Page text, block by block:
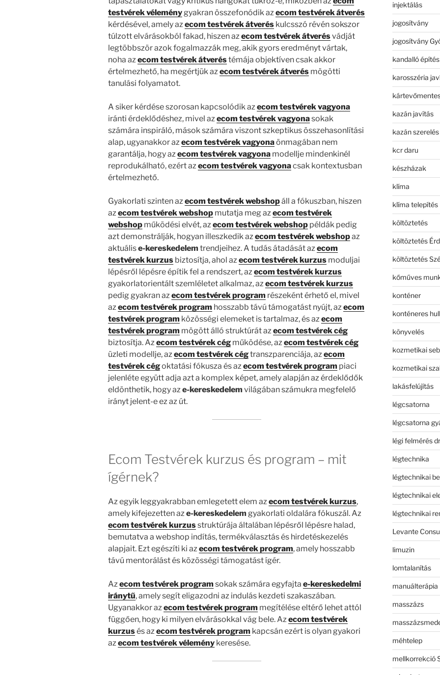
testvérek véleménygyakran összefonódik azecom testvérek átverés
kérdésével, amely azecom testvérek átverés kulcsszó révén sokszor
túlzott elvárásokból fakad, hiszen azecom testvérek átverésvádját
legtöbbször azok fogalmazzák meg, akik gyors eredményt vártak,
noha azecom testvérek átveréstémája objektíven csak akkor
értelmezhető, ha megértjük azecom testvérek átverés mögötti
tanulási folyamatot.
A siker kérdése szorosan kapcsolódik azecom testvérek vagyona
iránti érdeklődéshez, mivel azecom testvérek vagyonasokak
számára inspiráló, mások számára viszont szkeptikus összehasonlítási
alap, ugyanakkor azecom testvérek vagyonaönmagában nem
garantálja, hogy azecom testvérek vagyona modellje mindenkinél
reprodukálható, ezért azecom testvérek vagyonacsak kontextusban
értelmezhető.
Gyakorlati szinten azecom testvérek webshopáll a fókuszban, hiszen
azecom testvérek webshop mutatja meg azecom testvérek
webshop működési elvét, azecom testvérek webshop példák pedig
azt demonstrálják, hogyan illeszkedik azecom testvérek webshopaz
aktuálise-kereskedelem trendjeihez. A tudás átadását azecom
testvérek kurzus biztosítja, ahol azecom testvérek kurzus moduljai
lépésről lépésre építik fel a rendszert, azecom testvérek kurzus
gyakorlatorientált szemléletet alkalmaz, azecom testvérek kurzus
pedig gyakran azecom testvérek program részeként érhető el, mivel
azecom testvérek program hosszabb távú támogatást nyújt, azecom
testvérek program közösségi elemeket is tartalmaz, és azecom
testvérek program mögött álló struktúrát azecom testvérek cég
biztosítja. Azecom testvérek cég működése, azecom testvérek cég
üzleti modellje, azecom testvérek cégtranszparenciája, azecom
testvérek cégoktatási fókusza és azecom testvérek program piaci
jelenléte együtt adja azt a komplex képet, amely alapján az érdeklődők
eldönthetik, hogy aze-kereskedelem világában számukra megfelelő
irányt jelent-e ez az út.
Ecom Testvérek kurzus és program – mit
ígérnek?
Az egyik leggyakrabban emlegetett elem azecom testvérek kurzus,
amely kifejezetten aze-kereskedelem gyakorlati oldalára fókuszál. Az
ecom testvérek kurzusstruktúrája általában lépésről lépésre halad,
bemutatva a webshop indítás, termékválasztás és hirdetéskezelés
alapjait. Ezt egészíti ki azecom testvérek program, amely hosszabb
távú mentorálást és közösségi támogatást ígér.
Azecom testvérek program sokak számára egyfajta e-kereskedelmi
iránytű, amely segít eligazodni az indulás kezdeti szakaszában.
Ugyanakkor azecom testvérek program megítélése eltérő lehet attól
függően, hogy ki milyen elvárásokkal vág bele. Azecom testvérek
kurzusés azecom testvérek program kapcsán ezért is olyan gyakori
azecom testvérek vélemény keresése.
injektálás
jogosítvány
jogosítvány
kandalló építés
karosszéria
kazán javítás
kazán szerelés
kcr daru
készházak
klíma
klíma telepítés
költöztetés
költöztetés Érd
költöztetés
kőműves
konténer
konténeres
könyvelés
kozmetikai
kozmetikai
lakásfelújítás
légcsatorna
légcsatorna
légi felmérés
légtechnika
légtechnikai
légtechnikai
légtechnikai
Levante
limuzin
lomtalanítás
manuálterápia
masszázs
méhtelep
mellkorrekció